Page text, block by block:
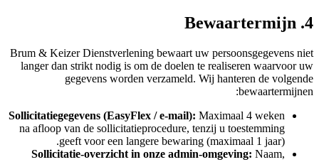
4. Bewaartermijn
Brum & Keizer Dienstverlening bewaart uw persoonsgegevens niet
langer dan strikt nodig is om de doelen te realiseren waarvoor uw
gegevens worden verzameld. Wij hanteren de volgende
bewaartermijnen:
Sollicitatiegegevens (EasyFlex / e-mail): Maximaal 4 weken
na afloop van de sollicitatieprocedure, tenzij u toestemming
geeft voor een langere bewaring (maximaal 1 jaar).
Sollicitatie-overzicht in onze admin-omgeving: Naam,